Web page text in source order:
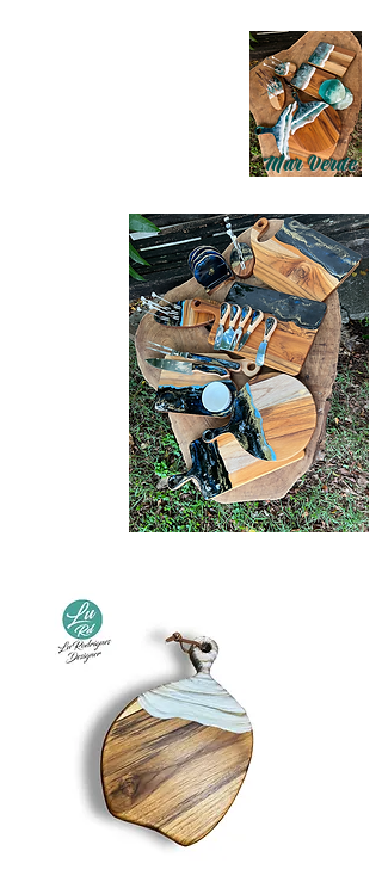
Mar Verde